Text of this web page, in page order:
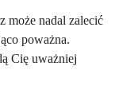
może nadal zalecić
poważna.
Cię uważniej